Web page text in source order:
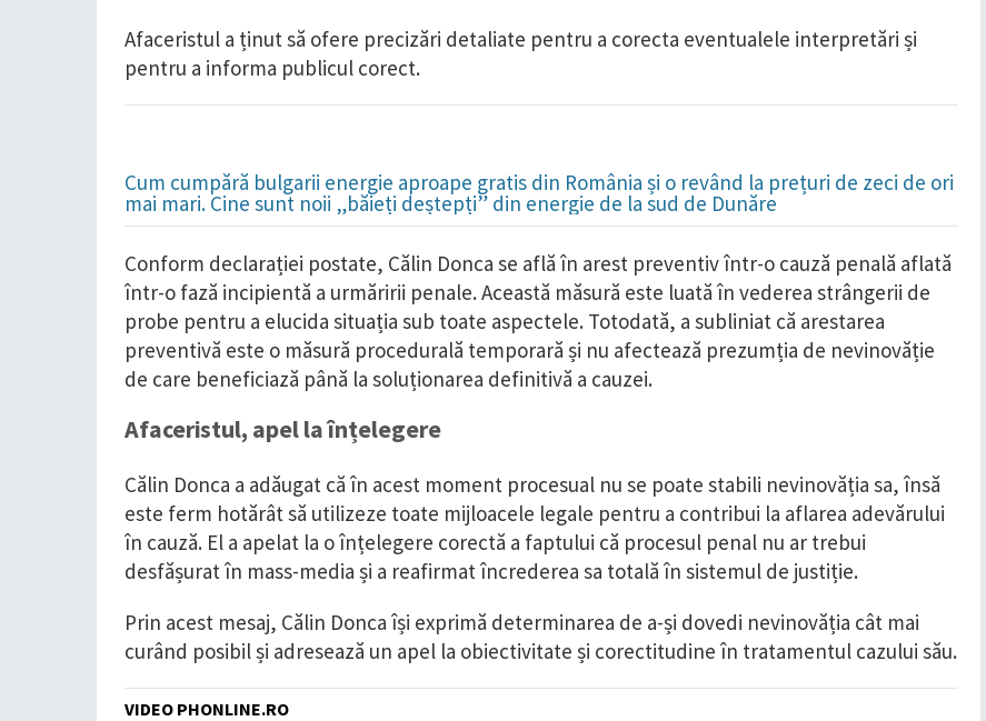
Afaceristul a ținut să ofere precizări detaliate pentru a corecta eventualele interpretări și
pentru a informa publicul corect.
Cum cumpără bulgarii energie aproape gratis din România și o revând la prețuri de zeci de ori
mai mari. Cine sunt noii „băieți deștepți” din energie de la sud de Dunăre
Conform declarației postate, Călin Donca se află în arest preventiv într-o cauză penală aflată
într-o fază incipientă a urmăririi penale. Această măsură este luată în vederea strângerii de
probe pentru a elucida situația sub toate aspectele. Totodată, a subliniat că arestarea
preventivă este o măsură procedurală temporară și nu afectează prezumția de nevinovăție
de care beneficiază până la soluționarea definitivă a cauzei.
Afaceristul, apel la înțelegere
Călin Donca a adăugat că în acest moment procesual nu se poate stabili nevinovăția sa, însă
este ferm hotărât să utilizeze toate mijloacele legale pentru a contribui la aflarea adevărului
în cauză. El a apelat la o înțelegere corectă a faptului că procesul penal nu ar trebui
desfășurat în mass-media și a reafirmat încrederea sa totală în sistemul de justiție.
Prin acest mesaj, Călin Donca își exprimă determinarea de a-și dovedi nevinovăția cât mai
curând posibil și adresează un apel la obiectivitate și corectitudine în tratamentul cazului său.
VIDEO PHONLINE.RO